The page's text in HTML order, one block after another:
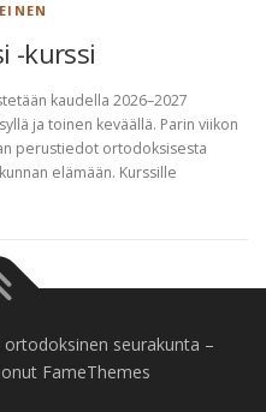
-kurssi
kaudella 2026–2027
ja toinen keväällä. Parin viikon
perustiedot ortodoksisesta
elämään. Kurssille
seurakunta –
FameThemes